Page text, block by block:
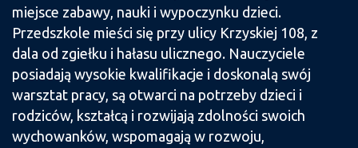
miejsce zabawy, nauki i wypoczynku dzieci.
Przedszkole mieści się przy ulicy Krzyskiej 108, z
dala od zgiełku i hałasu ulicznego. Nauczyciele
posiadają wysokie kwalifikacje i doskonalą swój
warsztat pracy, są otwarci na potrzeby dzieci i
rodziców, kształcą i rozwijają zdolności swoich
wychowanków, wspomagają w rozwoju,